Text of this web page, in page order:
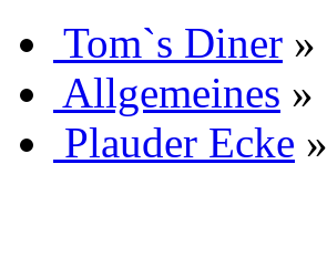
Tom`s Diner »
Allgemeines »
Plauder Ecke »